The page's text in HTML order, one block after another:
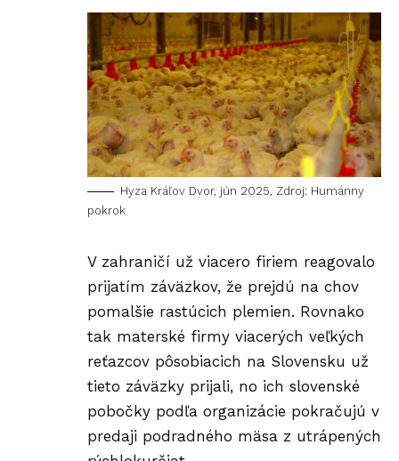
Hyza Kráľov Dvor, jún 2025, Zdroj: Humánny
pokrok
V zahraničí už viacero firiem reagovalo
prijatím záväzkov, že prejdú na chov
pomalšie rastúcich plemien. Rovnako
tak materské firmy viacerých veľkých
reťazcov pôsobiacich na Slovensku už
tieto záväzky prijali, no ich slovenské
pobočky podľa organizácie pokračujú v
predaji podradného mäsa z utrápených